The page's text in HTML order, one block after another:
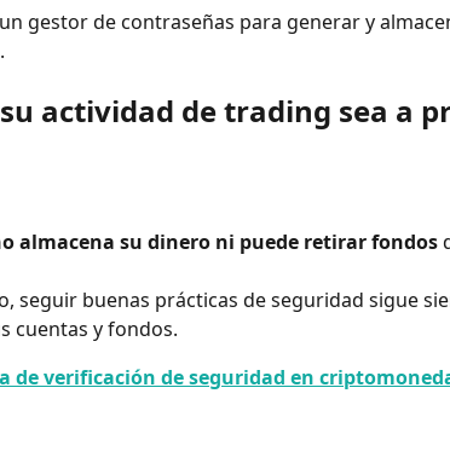
gestor de contraseñas para generar y
actividad de trading sea a
almacena su dinero ni puede retirar fondos
seguir buenas prácticas de seguridad sigue
cuentas y fondos.
de verificación de seguridad en